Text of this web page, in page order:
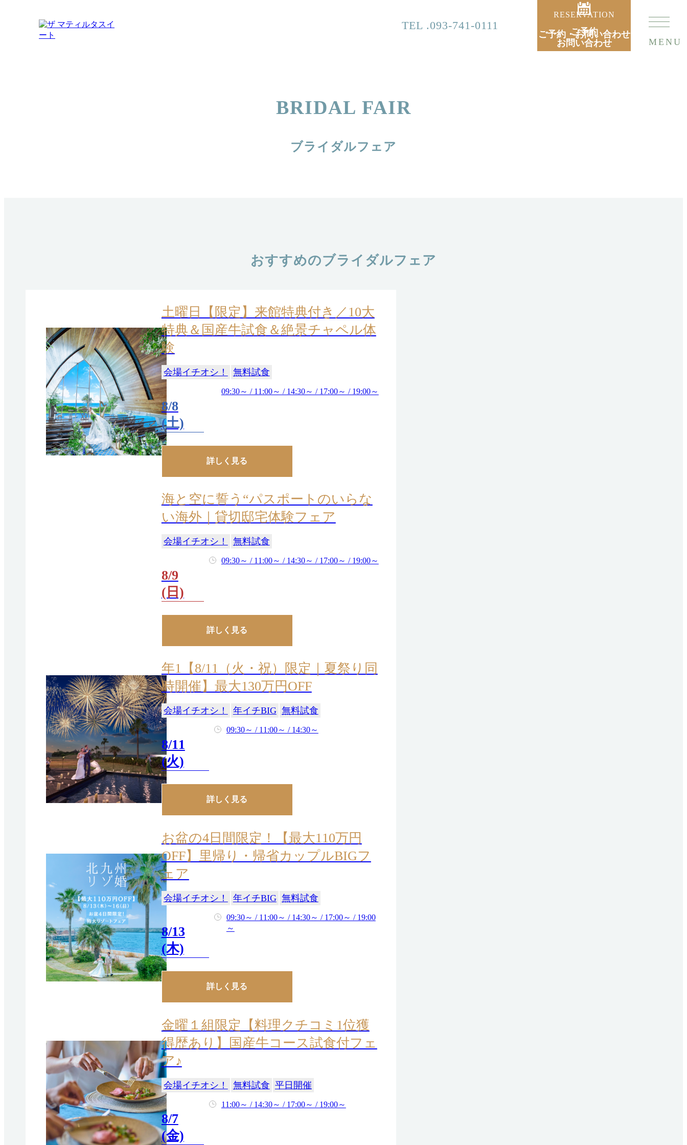
TEL .093-741-0111
RESERVATION
ご予約・お問い合わせ
ご予約
お問い合わせ
MENU
BRIDAL FAIR
ブライダルフェア
おすすめのブライダルフェア
土曜日【限定】来館特典付き／10大
特典＆国産牛試食＆絶景チャペル体
験
会場イチオシ！ 無料試食
8/8
(土)
09:30～ / 11:00～ / 14:30～ / 17:00～ / 19:00～
詳しく見る
海と空に誓う“パスポートのいらな
い海外｜貸切邸宅体験フェア
会場イチオシ！ 無料試食
8/9
(日)
09:30～ / 11:00～ / 14:30～ / 17:00～ / 19:00～
詳しく見る
年1【8/11（火・祝）限定｜夏祭り同
時開催】最大130万円OFF
会場イチオシ！ 年イチBIG 無料試食
8/11
(火)
09:30～ / 11:00～ / 14:30～
詳しく見る
お盆の4日間限定！【最大110万円
OFF】里帰り・帰省カップルBIGフ
ェア
会場イチオシ！ 年イチBIG 無料試食
8/13
(木)
09:30～ / 11:00～ / 14:30～ / 17:00～ / 19:00
～
詳しく見る
金曜１組限定【料理クチコミ1位獲
得歴あり】国産牛コース試食付フェ
ア♪
会場イチオシ！ 無料試食 平日開催
8/7
(金)
11:00～ / 14:30～ / 17:00～ / 19:00～